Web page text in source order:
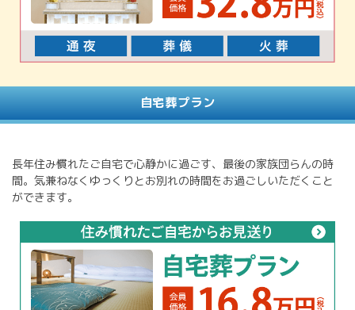
自宅葬プラン
長年住み慣れたご自宅で心静かに過ごす、最後の家族団らんの時
間。気兼ねなくゆっくりとお別れの時間をお過ごしいただくこと
ができます。